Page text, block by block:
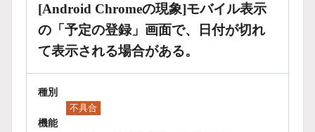
[Android Chromeの現象]モバイル表示
の「予定の登録」画面で、日付が切れ
て表示される場合がある。
種別
不具合
機能